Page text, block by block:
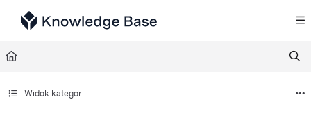
Documentation Index
Fetch the complete documentation index at:
Use this file to discover all available pages before exploring further.
Widok kategorii